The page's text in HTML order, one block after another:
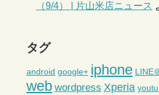
（9/4） | 片山米店ニュース
タグ
android google+ iphone LINE
web wordpress Xperia